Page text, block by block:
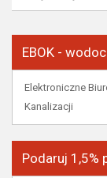
EBOK -
Elektroniczne
Kanalizacji
Podaruj 1,5%